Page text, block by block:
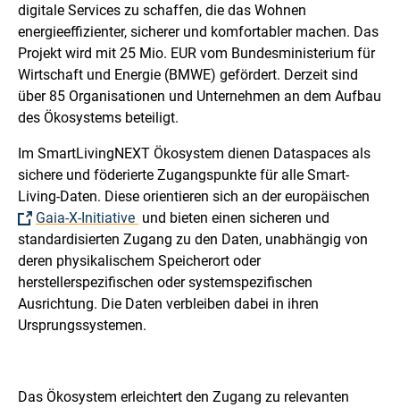
digitale Services zu schaffen, die das Wohnen
energieeffizienter, sicherer und komfortabler machen. Das
Projekt wird mit 25 Mio. EUR vom Bundesministerium für
Wirtschaft und Energie (BMWE) gefördert. Derzeit sind
über 85 Organisationen und Unternehmen an dem Aufbau
des Ökosystems beteiligt.
Im SmartLivingNEXT Ökosystem dienen Dataspaces als
sichere und föderierte Zugangspunkte für alle Smart-
Living-Daten. Diese orientieren sich an der europäischen
Gaia-X-Initiative und bieten einen sicheren und
standardisierten Zugang zu den Daten, unabhängig von
deren physikalischem Speicherort oder
herstellerspezifischen oder systemspezifischen
Ausrichtung. Die Daten verbleiben dabei in ihren
Ursprungssystemen.
Das Ökosystem erleichtert den Zugang zu relevanten